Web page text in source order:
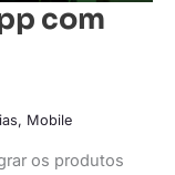
com
, Mobile
os produtos